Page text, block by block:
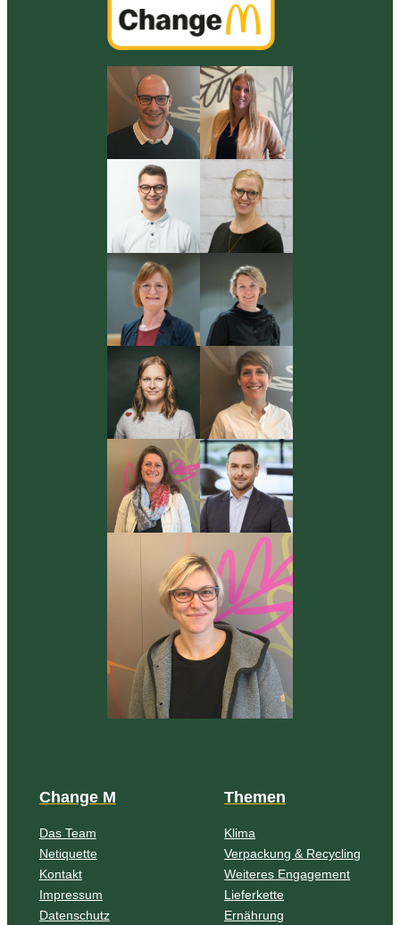
Change M
Das Team
Netiquette
Kontakt
Impressum
Datenschutz
Themen
Klima
Verpackung & Recycling
Weiteres Engagement
Lieferkette
Ernährung